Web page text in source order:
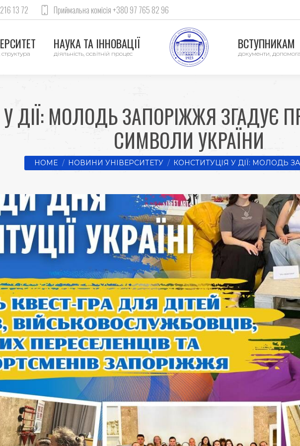
13 72 Приймальна комісія +380 97 765 82 96
НАУКА ТА ІННОВАЦІЇ
діяльність, освітній процес
ВСТУПНИКАМ
документи,
ДІЇ: МОЛОДЬ ЗАПОРІЖЖЯ ЗГАДУЄ
СИМВОЛИ УКРАЇНИ
You are here:
HOME НОВИНИ УНІВЕРСИТЕТУ КОНСТИТУЦІЯ У ДІЇ: МОЛОДЬ